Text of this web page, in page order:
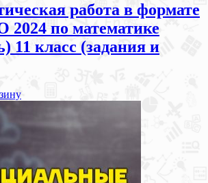
работа в формате
по математике
11 класс (задания и